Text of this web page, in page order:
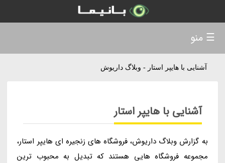
آشنایی با هایپر استار - وبلاگ داریوش
آشنایی با هایپر استار
به گزارش وبلاگ داریوش، فروشگاه های زنجیره ای هایپر استار،
مجموعه فروشگاه هایی هستند که تبدیل به محبوب ترین
☰ منو